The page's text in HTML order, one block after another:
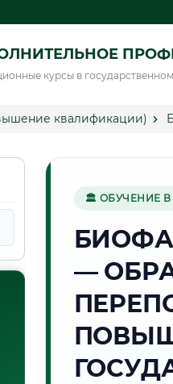
курсы в
квалификации)
🏛 ОБУЧЕНИЕ В
—